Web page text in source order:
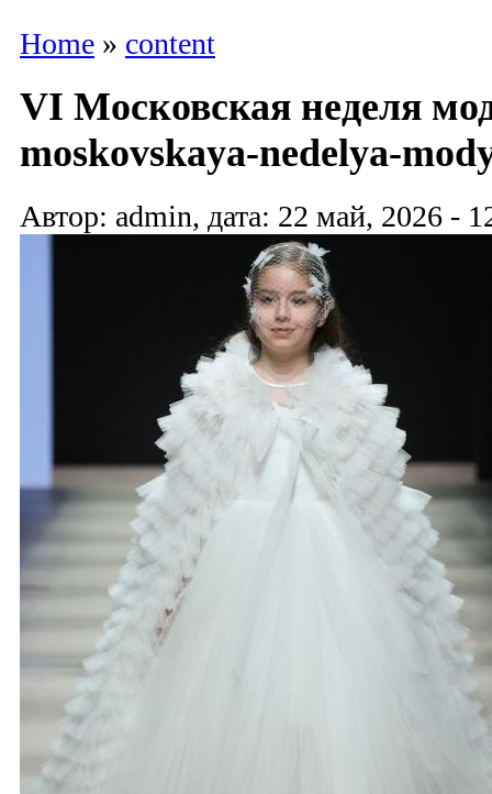
Home » content
VI Московская неделя
moskovskaya-nedelya-
Автор: admin, дата: 22 май, 2026 -